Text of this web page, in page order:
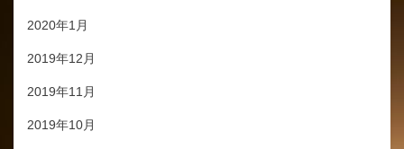
2020年1月
2019年12月
2019年11月
2019年10月